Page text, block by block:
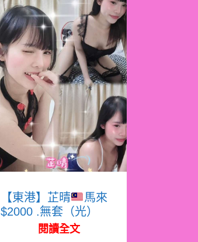
【東港】芷晴
馬來
$2000 .無套（光）
閱讀全文